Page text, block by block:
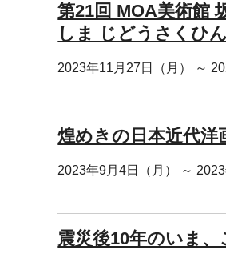
第21回 MOA美術館
しま じどうさくひ
2023年11月27日（月） ～
煌めきの日本近代洋
2023年9月4日（月） ～
震災後10年のいま、